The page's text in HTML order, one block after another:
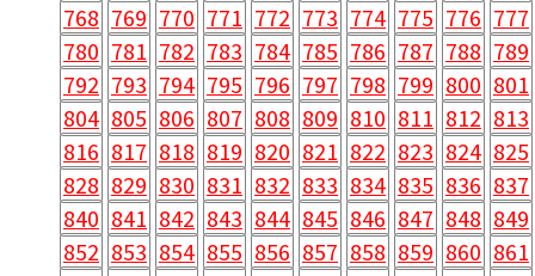
768 769 770 771 772 773 774 775 776 777
780 781 782 783 784 785 786 787 788 789
792 793 794 795 796 797 798 799 800 801
804 805 806 807 808 809 810 811 812 813
816 817 818 819 820 821 822 823 824 825
828 829 830 831 832 833 834 835 836 837
840 841 842 843 844 845 846 847 848 849
852 853 854 855 856 857 858 859 860 861